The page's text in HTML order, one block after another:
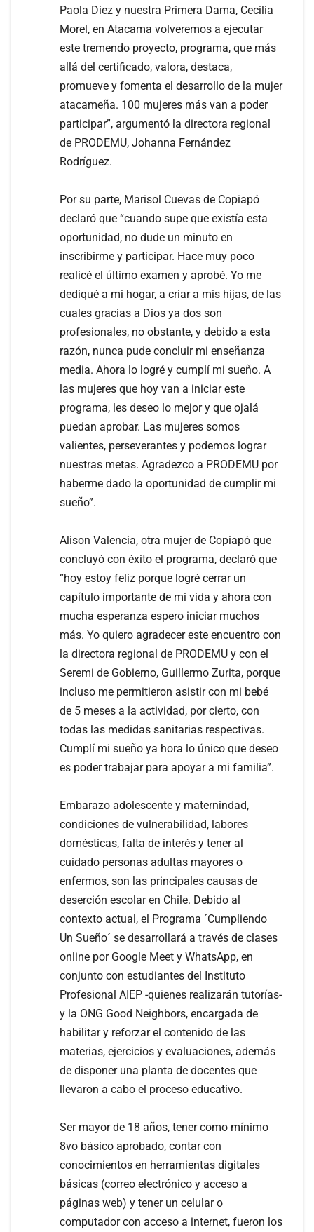
Paola Diez y nuestra Primera Dama, Cecilia
Morel, en Atacama volveremos a ejecutar
este tremendo proyecto, programa, que más
allá del certificado, valora, destaca,
promueve y fomenta el desarrollo de la mujer
atacameña. 100 mujeres más van a poder
participar”, argumentó la directora regional
de PRODEMU, Johanna Fernández
Rodríguez.
Por su parte, Marisol Cuevas de Copiapó
declaró que “cuando supe que existía esta
oportunidad, no dude un minuto en
inscribirme y participar. Hace muy poco
realicé el último examen y aprobé. Yo me
dediqué a mi hogar, a criar a mis hijas, de las
cuales gracias a Dios ya dos son
profesionales, no obstante, y debido a esta
razón, nunca pude concluir mi enseñanza
media. Ahora lo logré y cumplí mi sueño. A
las mujeres que hoy van a iniciar este
programa, les deseo lo mejor y que ojalá
puedan aprobar. Las mujeres somos
valientes, perseverantes y podemos lograr
nuestras metas. Agradezco a PRODEMU por
haberme dado la oportunidad de cumplir mi
sueño”.
Alison Valencia, otra mujer de Copiapó que
concluyó con éxito el programa, declaró que
“hoy estoy feliz porque logré cerrar un
capítulo importante de mi vida y ahora con
mucha esperanza espero iniciar muchos
más. Yo quiero agradecer este encuentro con
la directora regional de PRODEMU y con el
Seremi de Gobierno, Guillermo Zurita, porque
incluso me permitieron asistir con mi bebé
de 5 meses a la actividad, por cierto, con
todas las medidas sanitarias respectivas.
Cumplí mi sueño ya hora lo único que deseo
es poder trabajar para apoyar a mi familia”.
Embarazo adolescente y maternindad,
condiciones de vulnerabilidad, labores
domésticas, falta de interés y tener al
cuidado personas adultas mayores o
enfermos, son las principales causas de
deserción escolar en Chile. Debido al
contexto actual, el Programa ´Cumpliendo
Un Sueño´ se desarrollará a través de clases
online por Google Meet y WhatsApp, en
conjunto con estudiantes del Instituto
Profesional AIEP -quienes realizarán tutorías-
y la ONG Good Neighbors, encargada de
habilitar y reforzar el contenido de las
materias, ejercicios y evaluaciones, además
de disponer una planta de docentes que
llevaron a cabo el proceso educativo.
Ser mayor de 18 años, tener como mínimo
8vo básico aprobado, contar con
conocimientos en herramientas digitales
básicas (correo electrónico y acceso a
páginas web) y tener un celular o
computador con acceso a internet, fueron los